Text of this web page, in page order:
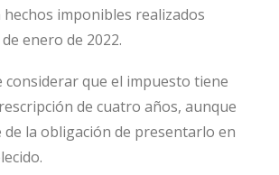
imponibles realizados
enero de 2022.
considerar que el impuesto tiene
de cuatro años, aunque
de la obligación de presentarlo en